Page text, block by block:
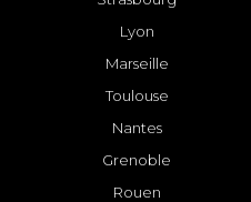
Lyon
Marseille
Toulouse
Nantes
Grenoble
Rouen